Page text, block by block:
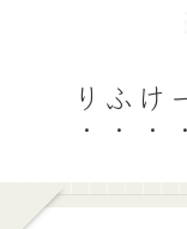
りふけ